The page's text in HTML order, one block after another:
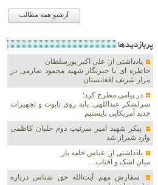
آرشیو همه مطالب
پربازديدها
یادداشتی از: علی اکبر پورسلطان
خاطره ای با خبرنگار شهید محمود صارمی در
مزار شریف افغانستان
در پیامی مطرح کرد؛
سرلشکر عبداللهی: باید روی تابوت و تجهیزات
جدید آمریکایی بایستیم
پیکر شهید امیر سرتیپ دوم خلبان کاظمی
وارد شیراز شد
یادداشتی از: عباس خامه یار
میان اشک و آفتاب…
سفارش مهم آیت‌الله حق شناس درباره